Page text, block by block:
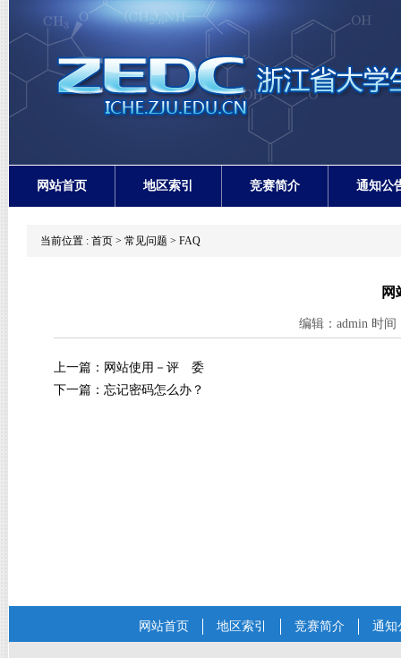
网站首页 地区索引 竞赛简介 通知公
当前位置 : 首页 > 常见问题 > FAQ
网
编辑：admin 时间
上一篇： 网站使用－评 委
下一篇： 忘记密码怎么办？
网站首页 地区索引 竞赛简介 通知